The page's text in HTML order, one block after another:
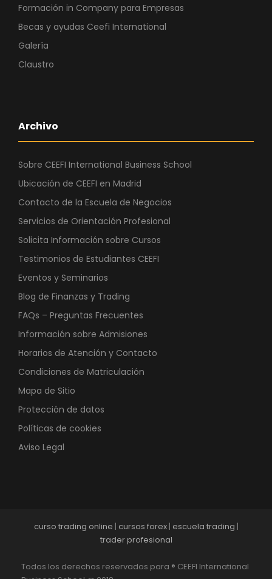
Formación in Company para Empresas
Becas y ayudas Ceefi International
Galería
Claustro
Archivo
Sobre CEEFI International Business School
Ubicación de CEEFI en Madrid
Contacto de la Escuela de Negocios
Servicios de Orientación Profesional
Solicita Información sobre Cursos
Testimonios de Estudiantes CEEFI
Eventos y Seminarios
Blog de Finanzas y Trading
FAQs – Preguntas Frecuentes
Información sobre Admisiones
Horarios de Atención y Contacto
Condiciones de Matriculación
Mapa de Sitio
Protección de datos
Políticas de cookies
Aviso Legal
curso trading online | cursos forex| escuela trading |
trader profesional
Todos los derechos reservados para ® CEEFI International